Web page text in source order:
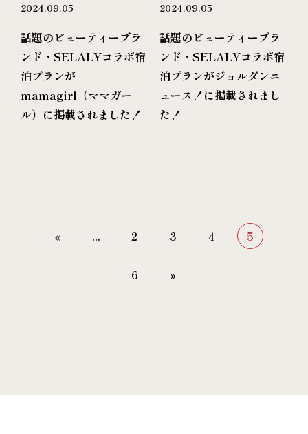
話題のビューティーブラ
ンド・SELALYコラボ宿
泊プランが
mamagirl（ママガー
ル）に掲載されました！
2024.09.05
話題のビューティーブラ
ンド・SELALYコラボ宿
泊プランがジョルダンニ
ュース！に掲載されまし
た！
2024.09.05
« ... 2 3 4 5
6 »